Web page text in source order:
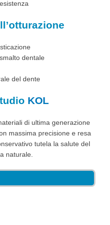
dentale
del dente
KOL
di ultima generazione
massima precisione e resa
tutela la salute del
naturale.